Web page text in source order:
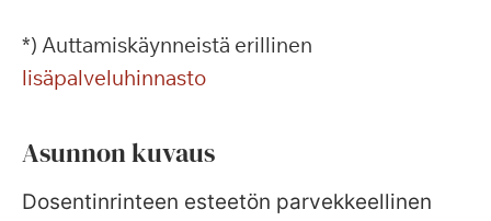
*) Auttamiskäynneistä erillinen
lisäpalveluhinnasto
Asunnon kuvaus
Dosentinrinteen esteetön parvekkeellinen